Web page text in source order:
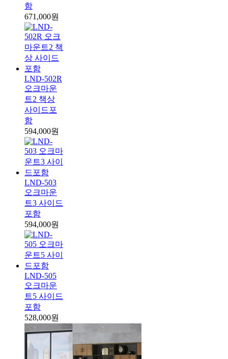
함
671,000원
LND-502R
오크마운
트2 책상
사이드포
함
594,000원
LND-503
오크마운
트3 사이드
포함
594,000원
LND-505
오크마운
트5 사이드
포함
528,000원